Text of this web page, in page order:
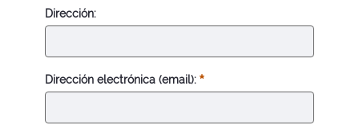
Dirección:
Dirección electrónica (email):